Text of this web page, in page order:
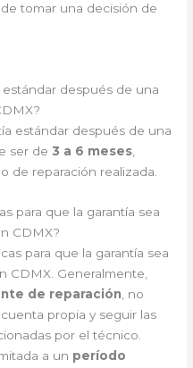
tomar una decisión de
después de una
estándar después de una
ser de3 a 6 meses,
de reparación realizada.
para que la garantía sea
CDMX?
para que la garantía sea
CDMX. Generalmente,
de reparación , no
propia y seguir las
por el técnico.
a un período